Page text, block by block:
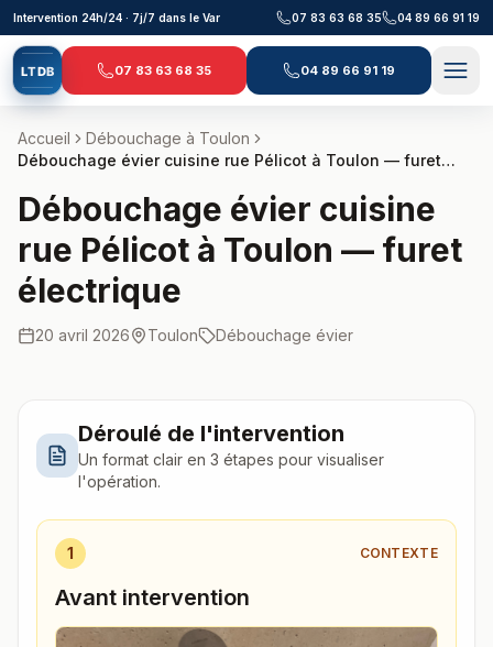
Aller au contenu principal
Intervention 24h/24 · 7j/7 dans le Var 07 83 63 68 35 04 89 66 91 19
LTDB 07 83 63 68 35 04 89 66 91 19
Accueil Débouchage à Toulon
Débouchage évier cuisine rue Pélicot à Toulon — furet
Débouchage évier cuisine
rue Pélicot à Toulon — furet
électrique
20 avril 2026 Toulon Débouchage évier
Déroulé de l'intervention
Un format clair en 3 étapes pour visualiser
l'opération.
1 CONTEXTE
Avant intervention